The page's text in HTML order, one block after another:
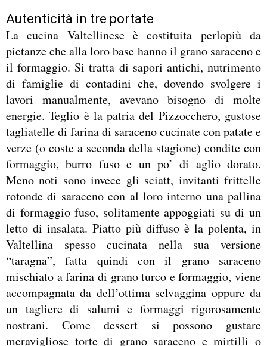
Autenticità in tre portate
La cucina Valtellinese è costituita perlopiù da
pietanze che alla loro base hanno il grano saraceno e
il formaggio. Si tratta di sapori antichi, nutrimento
di famiglie di contadini che, dovendo svolgere i
lavori manualmente, avevano bisogno di molte
energie. Teglio è la patria del Pizzocchero, gustose
tagliatelle di farina di saraceno cucinate con patate e
verze (o coste a seconda della stagione) condite con
formaggio, burro fuso e un po’ di aglio dorato.
Meno noti sono invece gli sciatt, invitanti frittelle
rotonde di saraceno con al loro interno una pallina
di formaggio fuso, solitamente appoggiati su di un
letto di insalata. Piatto più diffuso è la polenta, in
Valtellina spesso cucinata nella sua versione
“taragna”, fatta quindi con il grano saraceno
mischiato a farina di grano turco e formaggio, viene
accompagnata da dell’ottima selvaggina oppure da
un tagliere di salumi e formaggi rigorosamente
nostrani. Come dessert si possono gustare
meravigliose torte di grano saraceno e mirtilli o